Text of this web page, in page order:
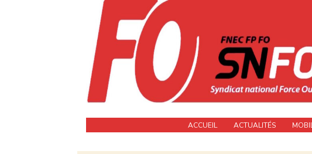
SNFOLC 53
La force de l'indépendance ACCUEIL ACTUALITÉS